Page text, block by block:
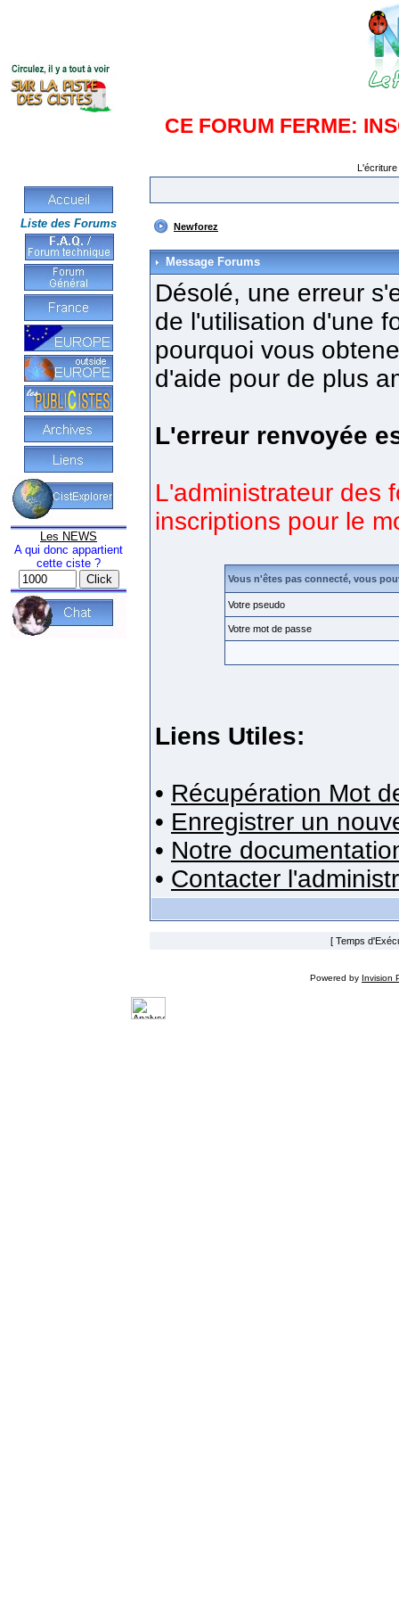
CE FORUM FERME:
Liste des Forums
Les NEWS
A qui donc appartient
cette ciste ?
Newforez
Message Forums
Désolé, une erreur
de l'utilisation d'une
pourquoi vous
d'aide pour de plus
L'erreur renvoyée
L'administrateur des
inscriptions pour le
Vous n'êtes pas connecté, vous
Votre pseudo
Votre mot de passe
Liens Utiles:
• Récupération Mot
• Enregistrer un
• Notre
• Contacter
[ Temps
Powered by Invision